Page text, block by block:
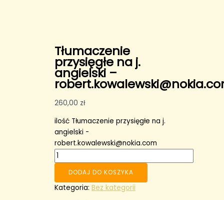
Tłumaczenie
przysięgłe na j.
angielski –
260,00 zł
ilość Tłumaczenie przysięgłe na j.
angielski -
robert.kowalewski@nokia.com
DODAJ DO KOSZYKA
Kategoria:Bez kategorii